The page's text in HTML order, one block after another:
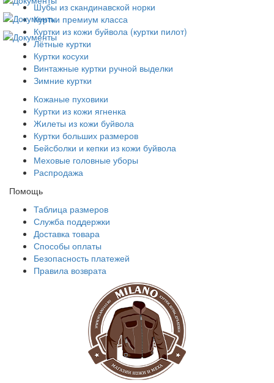
Шубы из скандинавской норки
Куртки премиум класса
Куртки из кожи буйвола (куртки пилот)
Лётные куртки
Куртки косухи
Винтажные куртки ручной выделки
Зимние куртки
Кожаные пуховики
Куртки из кожи ягненка
Жилеты из кожи буйвола
Куртки больших размеров
Бейсболки и кепки из кожи буйвола
Меховые головные уборы
Распродажа
Помощь
Таблица размеров
Служба поддержки
Доставка товара
Способы оплаты
Безопасность платежей
Правила возврата